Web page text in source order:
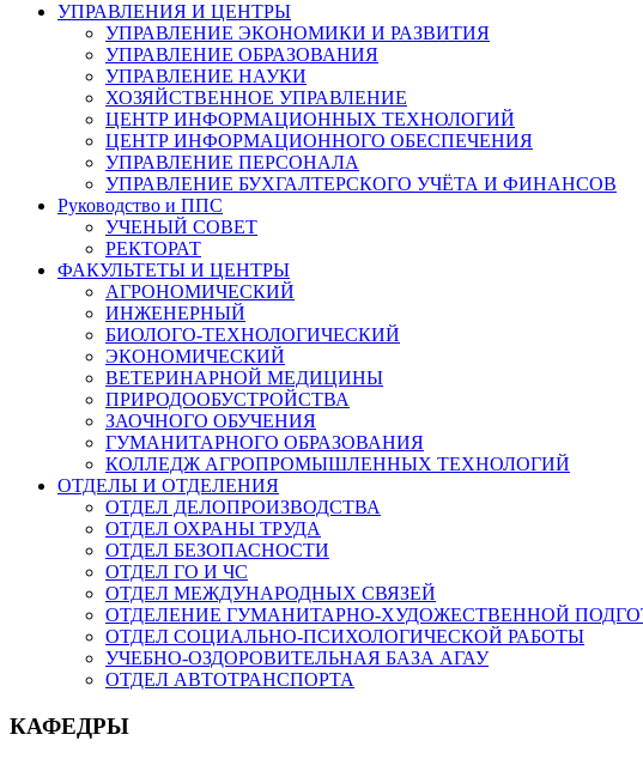
УПРАВЛЕНИЯ И ЦЕНТРЫ
УПРАВЛЕНИЕ ЭКОНОМИКИ И РАЗВИТИЯ
УПРАВЛЕНИЕ ОБРАЗОВАНИЯ
УПРАВЛЕНИЕ НАУКИ
ХОЗЯЙСТВЕННОЕ УПРАВЛЕНИЕ
ЦЕНТР ИНФОРМАЦИОННЫХ ТЕХНОЛОГИЙ
ЦЕНТР ИНФОРМАЦИОННОГО ОБЕСПЕЧЕНИЯ
УПРАВЛЕНИЕ ПЕРСОНАЛА
УПРАВЛЕНИЕ БУХГАЛТЕРСКОГО УЧЁТА И ФИНАНСОВ
Руководство и ППС
УЧЕНЫЙ СОВЕТ
РЕКТОРАТ
ФАКУЛЬТЕТЫ И ЦЕНТРЫ
АГРОНОМИЧЕСКИЙ
ИНЖЕНЕРНЫЙ
БИОЛОГО-ТЕХНОЛОГИЧЕСКИЙ
ЭКОНОМИЧЕСКИЙ
ВЕТЕРИНАРНОЙ МЕДИЦИНЫ
ПРИРОДООБУСТРОЙСТВА
ЗАОЧНОГО ОБУЧЕНИЯ
ГУМАНИТАРНОГО ОБРАЗОВАНИЯ
КОЛЛЕДЖ АГРОПРОМЫШЛЕННЫХ ТЕХНОЛОГИЙ
ОТДЕЛЫ И ОТДЕЛЕНИЯ
ОТДЕЛ ДЕЛОПРОИЗВОДСТВА
ОТДЕЛ ОХРАНЫ ТРУДА
ОТДЕЛ БЕЗОПАСНОСТИ
ОТДЕЛ ГО И ЧС
ОТДЕЛ МЕЖДУНАРОДНЫХ СВЯЗЕЙ
ОТДЕЛЕНИЕ ГУМАНИТАРНО-ХУДОЖЕСТВЕННОЙ
ОТДЕЛ СОЦИАЛЬНО-ПСИХОЛОГИЧЕСКОЙ РАБОТЫ
УЧЕБНО-ОЗДОРОВИТЕЛЬНАЯ БАЗА АГАУ
ОТДЕЛ АВТОТРАНСПОРТА
КАФЕДРЫ